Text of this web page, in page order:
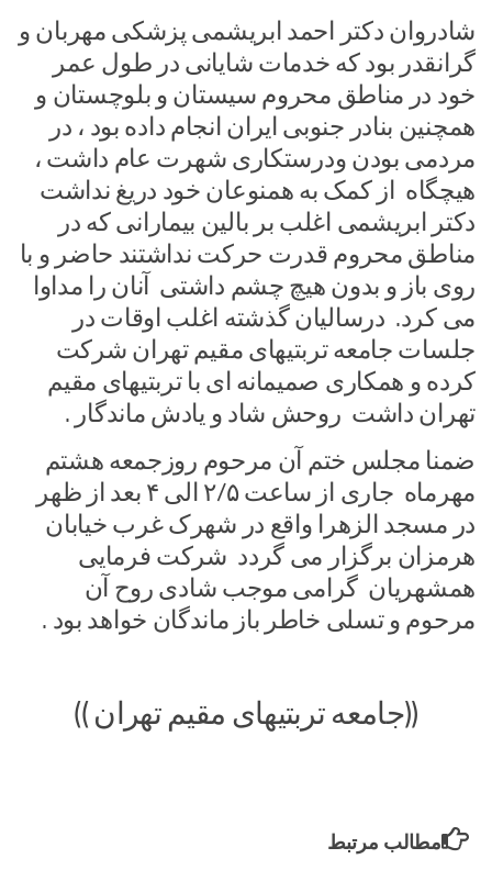
شادروان دکتر احمد ابریشمی پزشکی مهربان و
گرانقدر بود که خدمات شایانی در طول عمر
خود در مناطق محروم سیستان و بلوچستان و
همچنین بنادر جنوبی ایران انجام داده بود ، در
مردمی بودن ودرستکاری شهرت عام داشت ،
هیچگاه از کمک به همنوعان خود دریغ نداشت
دکتر ابریشمی اغلب بر بالین بیمارانی که در
مناطق محروم قدرت حرکت نداشتند حاضر و با
روی باز و بدون هیچ چشم داشتی آنان را مداوا
می کرد. درسالیان گذشته اغلب اوقات در
جلسات جامعه تربتیهای مقیم تهران شرکت
کرده و همکاری صمیمانه ای با تربتیهای مقیم
تهران داشت روحش شاد و یادش ماندگار .
ضمنا مجلس ختم آن مرحوم روزجمعه هشتم
مهرماه جاری از ساعت ۲/۵ الی ۴ بعد از ظهر
در مسجد الزهرا واقع در شهرک غرب خیابان
هرمزان برگزار می گردد شرکت فرمایی
همشهریان گرامی موجب شادی روح آن
مرحوم و تسلی خاطر باز ماندگان خواهد بود .
((جامعه تربتیهای مقیم تهران ))
مطالب مرتبط